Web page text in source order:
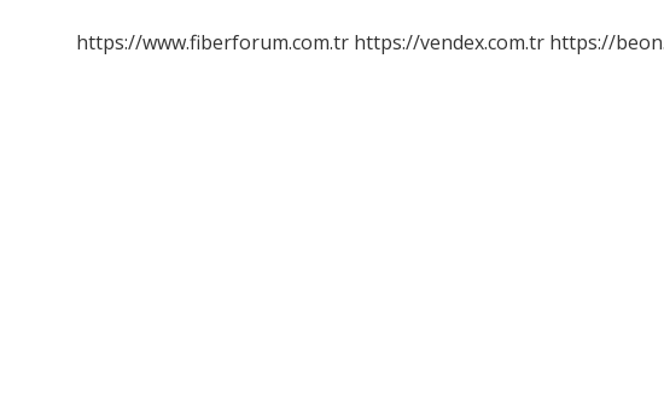
Mu
https://www.fiberforum.com.tr https://vendex.com.tr https://